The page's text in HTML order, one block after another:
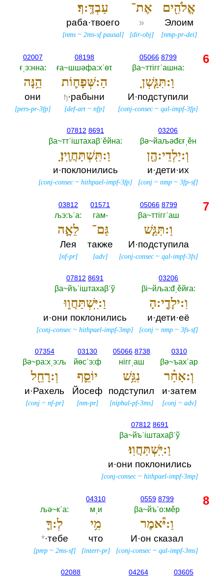
אֱלֹהִ֖ים
Элоим
[nmp-pr-dei]
אֶת־
»
[dir-obj]
עַבְדֶּֽ:ךָ׃
раба·твоего
[nms ~2ms-sf pausal]
05066 8799
βа~ттiггˈашна:‎
וַ:תִּגַּ֧שְׁןָ
И·подступили
[conj-consec ~qal-impf-3fp]
08198
ға~шшәфа:хˈөτ
הַ:שְּׁפָח֛וֹת
ђ·рабыни
[def-art~ nfp]
02007
ғˌэ:нна:‎
הֵ֥נָּה
они
[pers-pr-3fp]
03206
βә~йаљәđєғˌěн
וְ:יַלְדֵי:הֶ֖ן
и·дети·их
[conj ~nmp ~3fp-sf]
07812 8691
βа~ттˈiштахаβˈěйна:‎
וַ:תִּֽשְׁתַּחֲוֶֽיןָ׃
и·поклонились
[conj-consec ~hithpael-impf-3fp]
6
05066 8799
βа~ттiггˈаш
וַ:תִּגַּ֧שׁ
И·подступила
[conj-consec ~qal-impf-3fs]
01571
гам-‎
גַּם־
также
[adv]
03812
љэ:ъˈа:‎
לֵאָ֛ה
Лея
[nf-pr]
03206
βi~йља:đˌěйға:‎
וִ:ילָדֶ֖י:הָ
и·дети·её
[conj ~nmp ~3fs-sf]
07812 8691
βа~йъˈiштахаβˈў
וַ:יִּֽשְׁתַּחֲו֑וּ
и·они поклонились
[conj-consec ~hithpael-impf-3mp]
0310
βә~ъахˈар
וְ:אַחַ֗ר
и·затем
[conj~ adv]
05066 8738
нiггˌаш
נִגַּ֥שׁ
подступил
[niphal-pf-3ms]
03130
йөсˈэ:ф
יוֹסֵ֛ף
Йосеф
[nm-pr]
07354
βә~ра:хˌэ:љ
וְ:רָחֵ֖ל
и·Рахель
[conj~ nf-pr]
07812 8691
βа~йъˈiштахаβˈў
וַ:יִּֽשְׁתַּחֲוֽוּ׃
и·они поклонились
[conj-consec ~hithpael-impf-3mp]
7
0559 8799
βа~йъˈо:мěр
וַ:יֹּ֕אמֶר
И·он сказал
[conj-consec ~qal-impf-3ms]
04310
мˌи
מִ֥י
что
[interr-pr]
љә~кˈа:‎
לְ:ךָ֛
*·тебе
[prep ~2ms-sf]
03605
04264
02088
8